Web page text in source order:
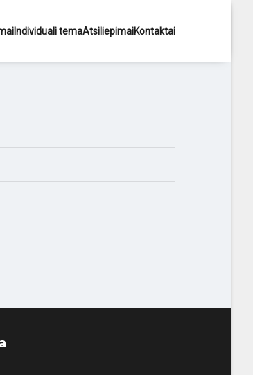
Individuali temaAtsiliepimaiKontaktai